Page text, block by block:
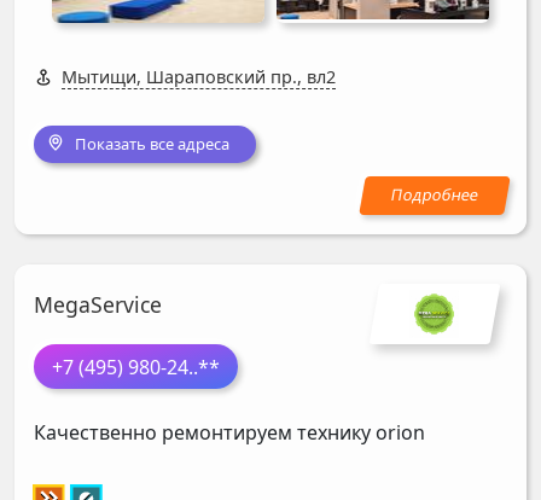
Мытищи, Шараповский пр., вл2
Показать все адреса
MegaService
+7 (495) 980-24..**
Качественно ремонтируем технику orion